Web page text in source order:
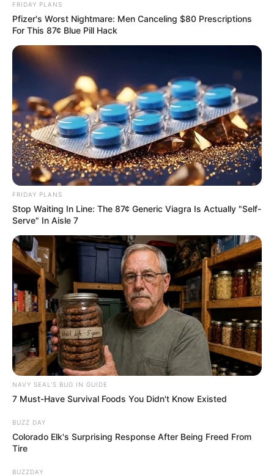
FRIDAY PLANS
Pfizer's Worst Nightmare: Men Canceling $80 Prescriptions
For This 87¢ Blue Pill Hack
FRIDAY PLANS
Stop Waiting In Line: The 87¢ Generic Viagra Is Actually "Self-
Serve" In Aisle 7
NAVY SEAL'S BUG IN GUIDE
7 Must-Have Survival Foods You Didn't Know Existed
BUZZ DAY
Colorado Elk's Surprising Response After Being Freed From
Tire
BUZZDAY